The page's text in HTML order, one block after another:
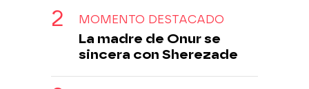
MOMENTO DESTACADO
La madre de Onur se
sincera con Sherezade